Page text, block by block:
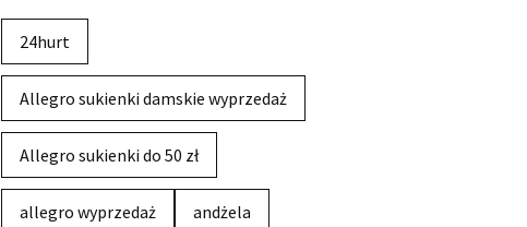
24hurt
Allegro sukienki damskie wyprzedaż
Allegro sukienki do 50 zł
allegro wyprzedaż andżela